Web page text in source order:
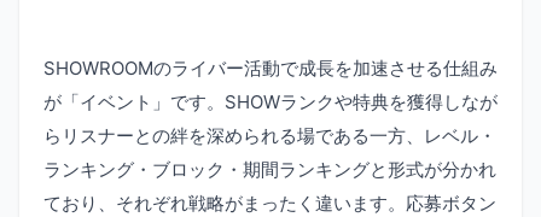
SHOWROOMのライバー活動で成長を加速させる仕組み
が「イベント」です。SHOWランクや特典を獲得しなが
らリスナーとの絆を深められる場である一方、レベル・
ランキング・ブロック・期間ランキングと形式が分かれ
ており、それぞれ戦略がまったく違います。応募ボタン